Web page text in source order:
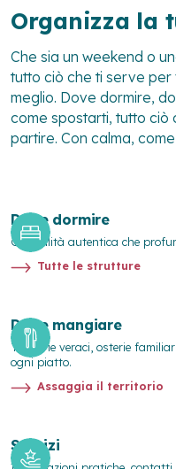
Organizza la
Che sia un weekend o
tutto ciò che ti serve per
meglio. Dove dormire,
come spostarti, tutto ciò
partire. Con calma,
Dove dormire
Ospitalità autentica che
Tutte le strutture
Dove mangiare
Trattorie veraci, osterie
ogni piatto.
Assaggia il territorio
Servizi